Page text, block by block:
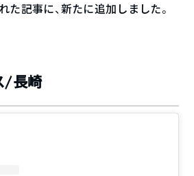
た記事に、新たに追加しました。
/長崎